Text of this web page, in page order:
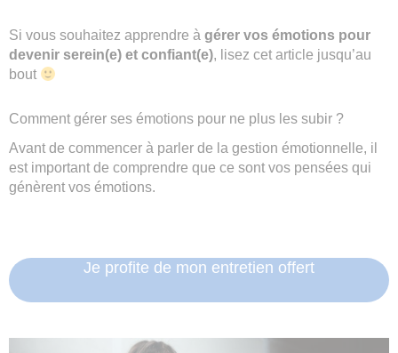
Si vous souhaitez apprendre à gérer vos émotions pour
devenir serein(e) et confiant(e), lisez cet article jusqu’au
bout
Comment gérer ses émotions pour ne plus les subir ?
Avant de commencer à parler de la gestion émotionnelle, il
est important de comprendre que ce sont vos pensées qui
génèrent vos émotions.
Je profite de mon entretien offert